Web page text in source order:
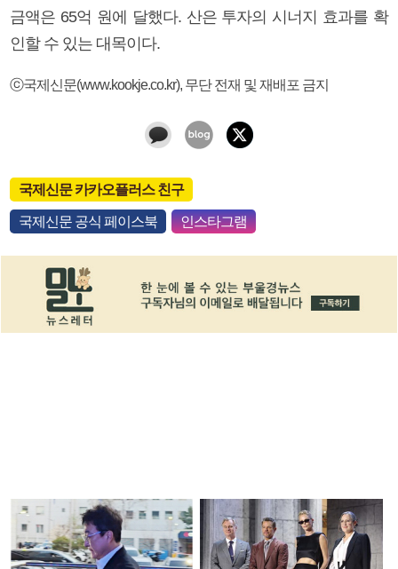
금액은 65억 원에 달했다. 산은 투자의 시너지 효과를 확
인할 수 있는 대목이다.
ⓒ국제신문(www.kookje.co.kr), 무단 전재 및 재배포 금지
국제신문 카카오플러스 친구
국제신문 공식 페이스북 인스타그램